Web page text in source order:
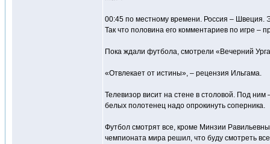
00:45 по местному времени. Россия –
Так что половина его комментариев по игре –
Пока ждали футбола, смотрели «Вечерний
«Отвлекает от истины», – рецензия Ильгама.
Телевизор висит на стене в столовой. Под
белых полотенец надо опрокинуть соперника.
Футбол смотрят все, кроме Минзии
чемпионата мира решил, что буду смотреть